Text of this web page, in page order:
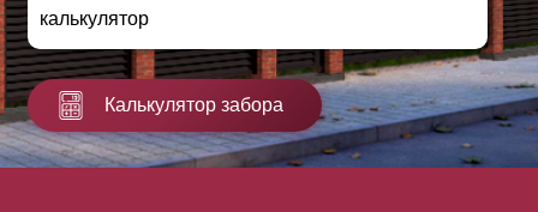
калькулятор
Калькулятор забора